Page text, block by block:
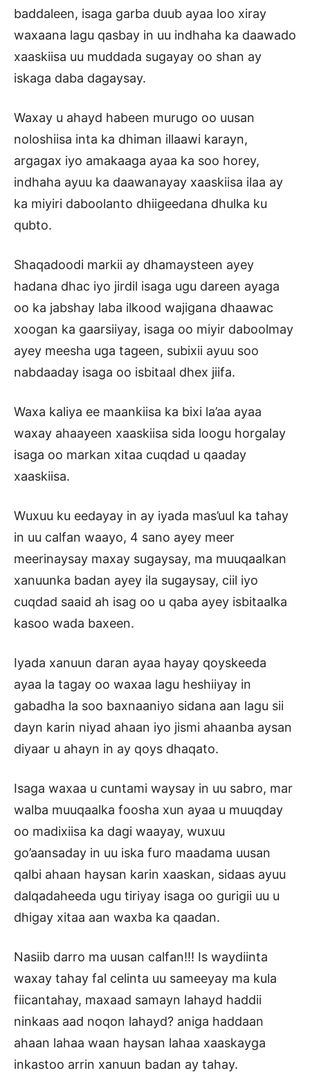
baddaleen, isaga garba duub ayaa loo xiray
waxaana lagu qasbay in uu indhaha ka daawado
xaaskiisa uu muddada sugayay oo shan ay
iskaga daba dagaysay.
Waxay u ahayd habeen murugo oo uusan
noloshiisa inta ka dhiman illaawi karayn,
argagax iyo amakaaga ayaa ka soo horey,
indhaha ayuu ka daawanayay xaaskiisa ilaa ay
ka miyiri daboolanto dhiigeedana dhulka ku
qubto.
Shaqadoodi markii ay dhamaysteen ayey
hadana dhac iyo jirdil isaga ugu dareen ayaga
oo ka jabshay laba ilkood wajigana dhaawac
xoogan ka gaarsiiyay, isaga oo miyir daboolmay
ayey meesha uga tageen, subixii ayuu soo
nabdaaday isaga oo isbitaal dhex jiifa.
Waxa kaliya ee maankiisa ka bixi la’aa ayaa
waxay ahaayeen xaaskiisa sida loogu horgalay
isaga oo markan xitaa cuqdad u qaaday
xaaskiisa.
Wuxuu ku eedayay in ay iyada mas’uul ka tahay
in uu calfan waayo, 4 sano ayey meer
meerinaysay maxay sugaysay, ma muuqaalkan
xanuunka badan ayey ila sugaysay, ciil iyo
cuqdad saaid ah isag oo u qaba ayey isbitaalka
kasoo wada baxeen.
Iyada xanuun daran ayaa hayay qoyskeeda
ayaa la tagay oo waxaa lagu heshiiyay in
gabadha la soo baxnaaniyo sidana aan lagu sii
dayn karin niyad ahaan iyo jismi ahaanba aysan
diyaar u ahayn in ay qoys dhaqato.
Isaga waxaa u cuntami waysay in uu sabro, mar
walba muuqaalka foosha xun ayaa u muuqday
oo madixiisa ka dagi waayay, wuxuu
go’aansaday in uu iska furo maadama uusan
qalbi ahaan haysan karin xaaskan, sidaas ayuu
dalqadaheeda ugu tiriyay isaga oo gurigii uu u
dhigay xitaa aan waxba ka qaadan.
Nasiib darro ma uusan calfan!!! Is waydiinta
waxay tahay fal celinta uu sameeyay ma kula
fiicantahay, maxaad samayn lahayd haddii
ninkaas aad noqon lahayd? aniga haddaan
ahaan lahaa waan haysan lahaa xaaskayga
inkastoo arrin xanuun badan ay tahay.